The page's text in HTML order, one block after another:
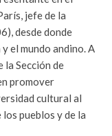
jefe de la
desde donde
el mundo andino. A
Sección de
promover
cultural al
pueblos y de la